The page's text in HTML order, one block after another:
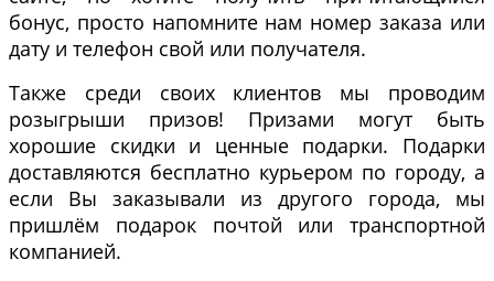
бонус, просто напомните нам номер заказа или
дату и телефон свой или получателя.
Также среди своих клиентов мы проводим
розыгрыши призов! Призами могут быть
хорошие скидки и ценные подарки. Подарки
доставляются бесплатно курьером по городу, а
если Вы заказывали из другого города, мы
пришлём подарок почтой или транспортной
компанией.